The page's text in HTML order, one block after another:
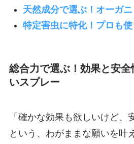
天然成分で選ぶ！オーガ
特定害虫に特化！プロも
総合力で選ぶ！効果と安
いスプレー
「確かな効果も欲しいけど、
という、わがままな願いを叶